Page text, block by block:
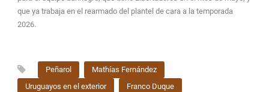
que ya trabaja en el rearmado del plantel de cara a la temporada
2026.
Peñarol
Mathías Fernández
Uruguayos en el exterior
Franco Duque